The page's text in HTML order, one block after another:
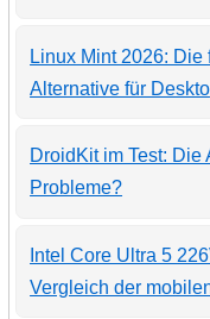
Linux Mint 2026:
Alternative für
DroidKit im Test:
Probleme?
Intel Core Ultra 5
Vergleich der